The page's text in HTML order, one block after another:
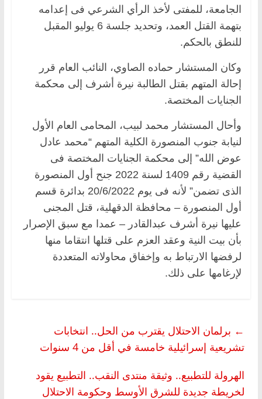
الجامعة، للمفتى لأخذ الرأي الشرعي فى إعدامه
بتهمة القتل العمد، وتحديد جلسة 6 يوليو المقبل
للنطق بالحكم.
وكان المستشار حماده الصاوي، النائب العام قرر
إحالة المتهم بقتل الطالبة نيرة أشرف إلى محكمة
الجنايات المختصة.
وأحال المستشار محمد لبيب، المحامى العام الأول
لنيابة جنوب المنصورة الكلية المتهم “محمد عادل
عوض الله” إلى محكمة الجنايات المختصة فى
القضية رقم 1409 لسنة 2022 جنح أول المنصورة
الذى تضمن” لأنه فى يوم 20/6/2022 بدائرة قسم
أول المنصورة – محافظة الدقهلية، قتل المجنى
عليها نيرة أشرف عبدالقادر – عمدا مع سبق الإصرار
بأن بيت النية وعقد العزم على قتلها انتقاما منها
لرفضها الارتباط به وإخفاق محاولاته المتعددة
لإرغامها على ذلك.
← برلمان الاحتلال يقترب من الحل.. انتخابات
تشريعية إسرائيلية خامسة في أقل من 4 سنوات
الهرولة للتطبيع.. وثيقة منتدى النقب.. التطبيع يقود
لخريطة جديدة للشرق الأوسط وحكومة الاحتلال